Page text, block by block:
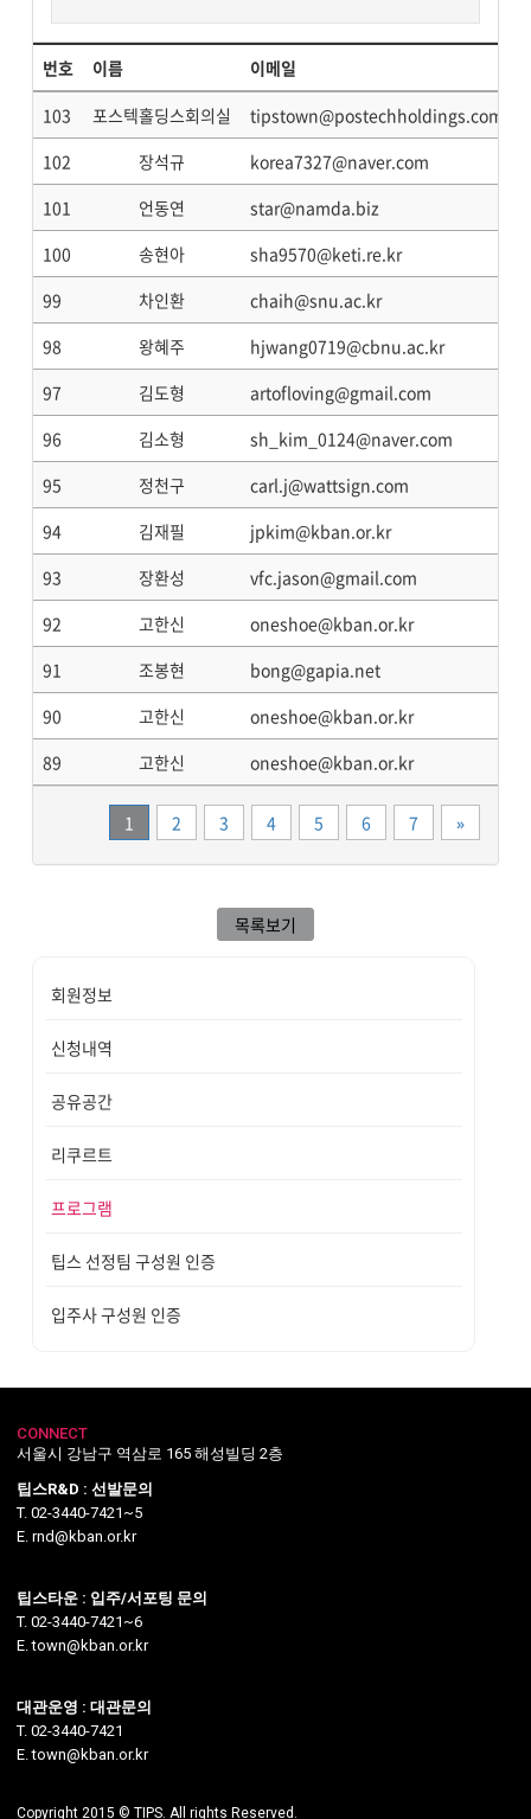
번호 이름 이메일
103
포스텍홀딩스회의실 tipstown@postechholdings.com
102
장석규 korea7327@naver.com
101
언동연 star@namda.biz
100
송현아 sha9570@keti.re.kr
99
차인환 chaih@snu.ac.kr
98
왕혜주 hjwang0719@cbnu.ac.kr
97
김도형 artofloving@gmail.com
96
김소형 sh_kim_0124@naver.com
95
정천구 carl.j@wattsign.com
94
김재필 jpkim@kban.or.kr
93
장환성 vfc.jason@gmail.com
92
고한신 oneshoe@kban.or.kr
91
조봉현 bong@gapia.net
90
고한신 oneshoe@kban.or.kr
89
고한신 oneshoe@kban.or.kr
1 2 3 4 5 6 7 »끝
목록보기
회원정보
신청내역
공유공간
리쿠르트
프로그램
팁스 선정팀 구성원 인증
입주사 구성원 인증
CONNECT
서울시 강남구 역삼로 165 해성빌딩 2층
팁스R&D : 선발문의
T. 02-3440-7421~5
E. rnd@kban.or.kr
팁스타운 : 입주/서포팅 문의
T. 02-3440-7421~6
E. town@kban.or.kr
대관운영 : 대관문의
T. 02-3440-7421
E. town@kban.or.kr
Copyright 2015 © TIPS. All rights Reserved.